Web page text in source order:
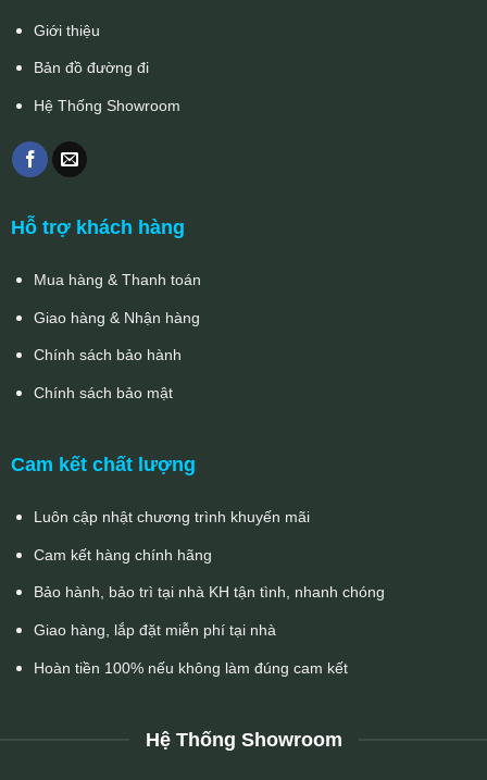
Giới thiệu
Bản đồ đường đi
Hệ Thống Showroom
Hỗ trợ khách hàng
Mua hàng & Thanh toán
Giao hàng & Nhận hàng
Chính sách bảo hành
Chính sách bảo mật
Cam kết chất lượng
Luôn cập nhật chương trình khuyến mãi
Cam kết hàng chính hãng
Bảo hành, bảo trì tại nhà KH tận tình, nhanh chóng
Giao hàng, lắp đặt miễn phí tại nhà
Hoàn tiền 100% nếu không làm đúng cam kết
Hệ Thống Showroom